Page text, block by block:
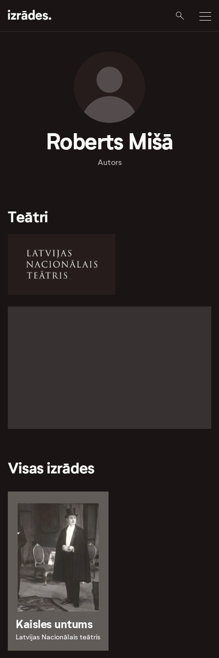
Roberts Mišā
Autors
Teātri
Visas izrādes
Kaisles untums
Latvijas Nacionālais teātris